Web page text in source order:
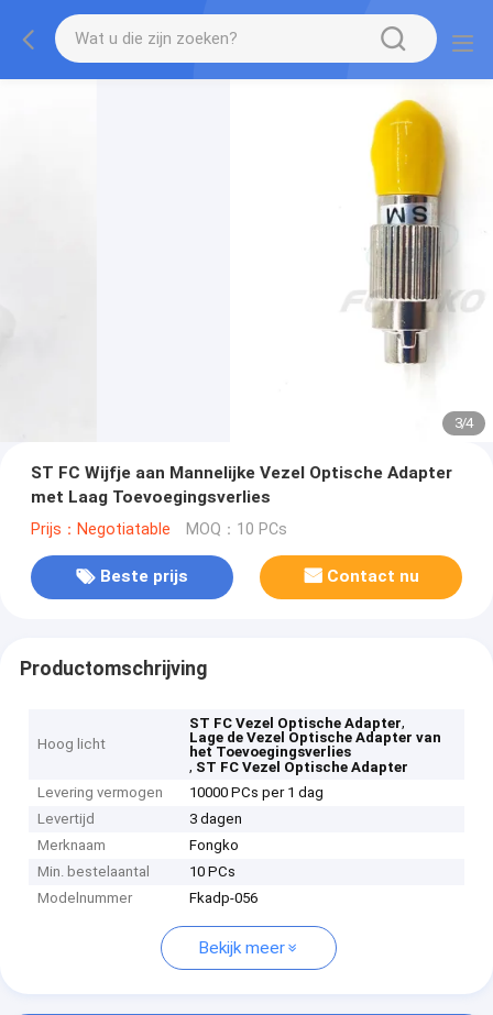
3/4
ST FC Wijfje aan Mannelijke Vezel Optische Adapter
met Laag Toevoegingsverlies
Prijs：Negotiatable MOQ：10 PCs
Beste prijs Contact nu
Productomschrijving
Hoog licht
ST FC Vezel Optische Adapter,
Lage de Vezel Optische Adapter van
het Toevoegingsverlies
, ST FC Vezel Optische Adapter
Levering vermogen
10000 PCs per 1 dag
Levertijd
3 dagen
Merknaam
Fongko
Min. bestelaantal
10 PCs
Modelnummer
Fkadp-056
Bekijk meer